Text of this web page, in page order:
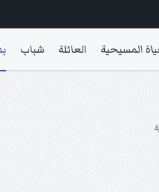
المسيحية العائلة شباب